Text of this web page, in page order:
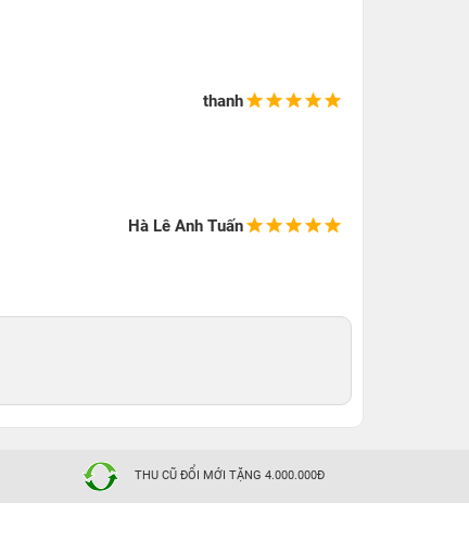
thanh
Hà Lê Anh Tuấn
THU CŨ ĐỔI MỚI TẶNG 4.000.000Đ